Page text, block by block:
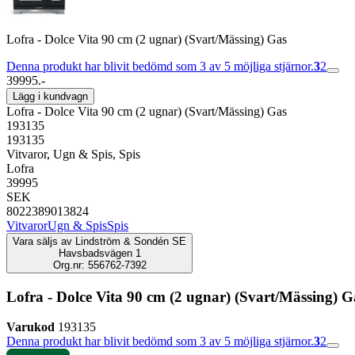
Lofra - Dolce Vita 90 cm (2 ugnar) (Svart/Mässing) Gas
Denna produkt har blivit bedömd som 3 av 5 möjliga stjärnor.32
39995.-
Lägg i kundvagn
Lofra - Dolce Vita 90 cm (2 ugnar) (Svart/Mässing) Gas
193135
193135
Vitvaror, Ugn & Spis, Spis
Lofra
39995
SEK
8022389013824
VitvarorUgn & SpisSpis
Vara säljs av Lindström & Sondén SE
Havsbadsvägen 1
Org.nr: 556762-7392
Lofra - Dolce Vita 90 cm (2 ugnar) (Svart/Mässing)
Varukod 193135
Denna produkt har blivit bedömd som 3 av 5 möjliga stjärnor.32